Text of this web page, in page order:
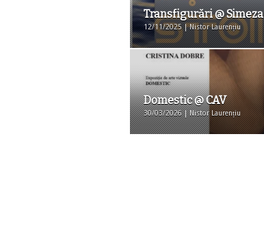
Transfigurări @ Simeza
12/11/2025 | Nistor Laurențiu
Domestic @ CAV
30/03/2026 | Nistor Laurențiu